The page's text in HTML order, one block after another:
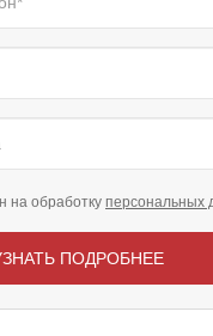
на обработку персональных
ПОДРОБНЕЕ